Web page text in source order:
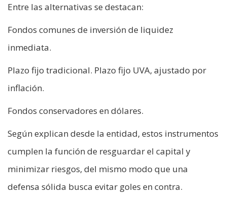
Entre las alternativas se destacan:
Fondos comunes de inversión de liquidez
inmediata.
Plazo fijo tradicional. Plazo fijo UVA, ajustado por
inflación.
Fondos conservadores en dólares.
Según explican desde la entidad, estos instrumentos
cumplen la función de resguardar el capital y
minimizar riesgos, del mismo modo que una
defensa sólida busca evitar goles en contra.